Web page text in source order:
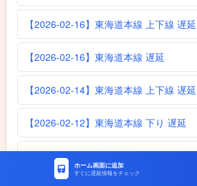
【2026-02-16】東海道本線 上下線 遅延
【2026-02-16】東海道本線 遅延
【2026-02-14】東海道本線 上下線 遅延
【2026-02-12】東海道本線 下り 遅延
【2026-02-11】東海道本線 下り 遅延
ホーム画面に追加
すぐに遅延情報をチェック